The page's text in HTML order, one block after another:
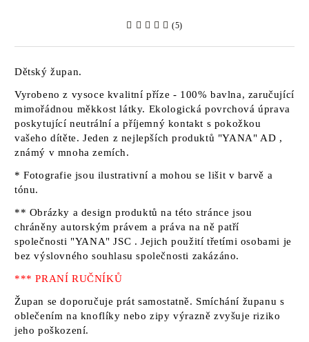
(5)
Dětský župan.
Vyrobeno z vysoce kvalitní příze - 100% bavlna, zaručující
mimořádnou měkkost látky. Ekologická povrchová úprava
poskytující neutrální a příjemný kontakt s pokožkou
vašeho dítěte. Jeden z nejlepších produktů "YANA" AD ,
známý v mnoha zemích.
* Fotografie jsou ilustrativní a mohou se lišit v barvě a
tónu.
** Obrázky a design produktů na této stránce jsou
chráněny autorským právem a práva na ně patří
společnosti "YANA" JSC . Jejich použití třetími osobami je
bez výslovného souhlasu společnosti zakázáno.
*** PRANÍ RUČNÍKŮ
Župan se doporučuje prát samostatně. Smíchání županu s
oblečením na knoflíky nebo zipy výrazně zvyšuje riziko
jeho poškození.